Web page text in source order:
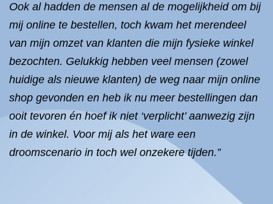
Ook al hadden de mensen al de mogelijkheid om bij
mij online te bestellen, toch kwam het merendeel
van mijn omzet van klanten die mijn fysieke winkel
bezochten. Gelukkig hebben veel mensen (zowel
huidige als nieuwe klanten) de weg naar mijn online
shop gevonden en heb ik nu meer bestellingen dan
ooit tevoren én hoef ik niet ‘verplicht’ aanwezig zijn
in de winkel. Voor mij als het ware een
droomscenario in toch wel onzekere tijden.”